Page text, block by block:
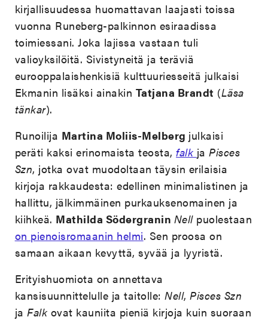
kirjallisuudessa huomattavan laajasti toissa
vuonna Runeberg-palkinnon esiraadissa
toimiessani. Joka lajissa vastaan tuli
valioyksilöitä. Sivistyneitä ja teräviä
eurooppalaishenkisiä kulttuuriesseitä julkaisi
Ekmanin lisäksi ainakin Tatjana Brandt (Läsa
tänkar).
Runoilija Martina Moliis-Melberg julkaisi
peräti kaksi erinomaista teosta,falk jaPisces
Szn, jotka ovat muodoltaan täysin erilaisia
kirjoja rakkaudesta: edellinen minimalistinen ja
hallittu, jälkimmäinen purkauksenomainen ja
kiihkeä. Mathilda Södergranin Nell puolestaan
on pienoisromaanin helmi. Sen proosa on
samaan aikaan kevyttä, syvää ja lyyristä.
Erityishuomiota on annettava
kansisuunnittelulle ja taitolle:Nell,Pisces Szn
jaFalk ovat kauniita pieniä kirjoja kuin suoraan